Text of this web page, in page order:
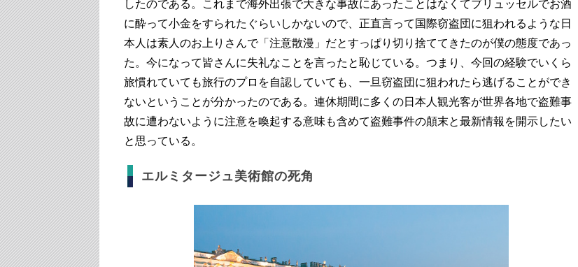
したのである。これまで海外出張で大きな事故にあったことはなくてブリュッセルでお酒
に酔って小金をすられたぐらいしかないので、正直言って国際窃盗団に狙われるような日
本人は素人のお上りさんで「注意散漫」だとすっぱり切り捨ててきたのが僕の態度であっ
た。今になって皆さんに失礼なことを言ったと恥じている。つまり、今回の経験でいくら
旅慣れていても旅行のプロを自認していても、一旦窃盗団に狙われたら逃げることができ
ないということが分かったのである。連休期間に多くの日本人観光客が世界各地で盗難事
故に遭わないように注意を喚起する意味も含めて盗難事件の顛末と最新情報を開示したい
と思っている。
エルミタージュ美術館の死角